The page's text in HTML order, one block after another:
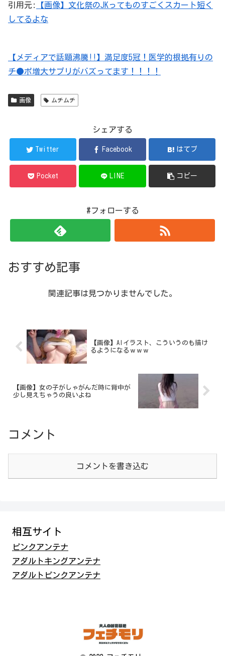
引用元:
【画像】文化祭のJKってものすごくスカート短く
してるよな
【メディアで話題沸騰!!】満足度5冠！医学的根拠有りの
チ●ポ増大サプリがバズってます！！！！
画像 ムチムチ
シェアする
Twitter Facebook はてブ
Pocket LINE コピー
#フォローする
おすすめ記事
関連記事は見つかりませんでした。
【画像】AIイラスト、こういうのも描け
るようになるｗｗｗ
【画像】女の子がしゃがんだ時に背中が
少し見えちゃうの良いよね
コメント
コメントを書き込む
相互サイト
ピンクアンテナ
アダルトキングアンテナ
アダルトピンクアンテナ